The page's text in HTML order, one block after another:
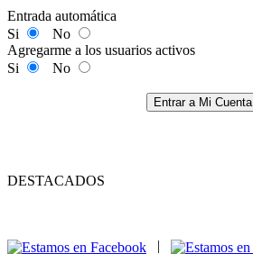
Entrada automática
Si
No
Agregarme a los usuarios activos
Si
No
Entrar a Mi Cuenta
DESTACADOS